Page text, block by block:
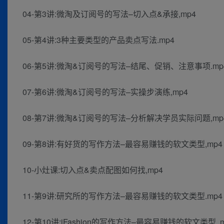
04-第3讲:微淘及订阅号的写法–切入点&承接,mp4
05-第4讲:3种主要类型的产品卖点写法.mp4
06-第5讲:微淘&订阅号的写法–结尾、促销、注意事项
07-第6讲:微淘&订阅号的写法–实操步演练,mp4
08-第7讲:微淘&订阅号的写法–分析解决学员实际问题
09-第8讲:有好货的写作方法–最容易赚钱的软文类型,mp4
10-小灶课:切入点&卖点配图如何找,mp4
11-第9讲:研究所的写作方法–最容易赚钱的软文类型.mp4